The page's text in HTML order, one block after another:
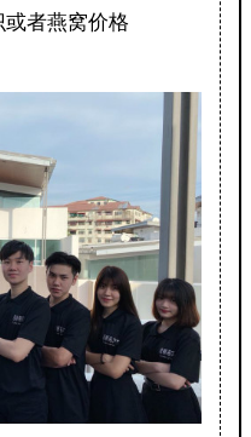
者燕窝价格